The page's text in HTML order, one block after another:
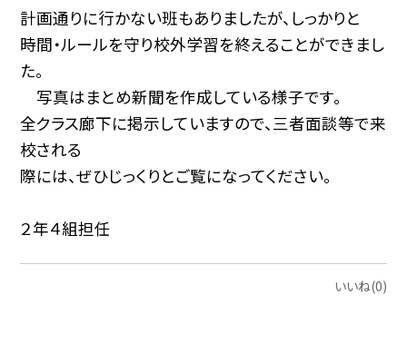
計画通りに行かない班もありましたが、しっかりと
時間・ルールを守り校外学習を終えることができまし
た。
写真はまとめ新聞を作成している様子です。
全クラス廊下に掲示していますので、三者面談等で来
校される
際には、ぜひじっくりとご覧になってください。
２年４組担任
いいね(0)